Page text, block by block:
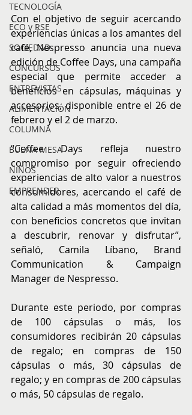
TECNOLOGÍA
ECO y RSE
SOCIEDAD
CONCURSOS
ENTREVISTAS
ALIMENTACIÓN
COLUMNA
BUENA MESA
NIÑOS
EMPRENDER
Con el objetivo de seguir acercando
experiencias únicas a los amantes del
café, Nespresso anuncia una nueva
edición de Coffee Days, una campaña
especial que permite acceder a
beneficios en cápsulas, máquinas y
accesorios, disponible entre el 26 de
febrero y el 2 de marzo.
“Coffee Days refleja nuestro
compromiso por seguir ofreciendo
experiencias de alto valor a nuestros
consumidores, acercando el café de
alta calidad a más momentos del día,
con beneficios concretos que invitan
a descubrir, renovar y disfrutar”,
señaló, Camila Líbano, Brand
Communication & Campaign
Manager de Nespresso.
Durante este periodo, por compras
de 100 cápsulas o más, los
consumidores recibirán 20 cápsulas
de regalo; en compras de 150
cápsulas o más, 30 cápsulas de
regalo; y en compras de 200 cápsulas
o más, 50 cápsulas de regalo.